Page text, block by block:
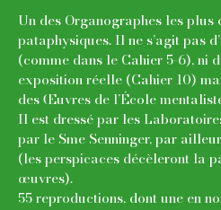
Un des Organographes les
pataphysiques. Il ne s’agit pas
(comme dans le Cahier 5-6), ni
exposition réelle (Cahier 10)
des Œuvres de l’École
Il est dressé par les
par le Sme Senninger, par
(les perspicaces décèleront la
œuvres).
55 reproductions, dont une en